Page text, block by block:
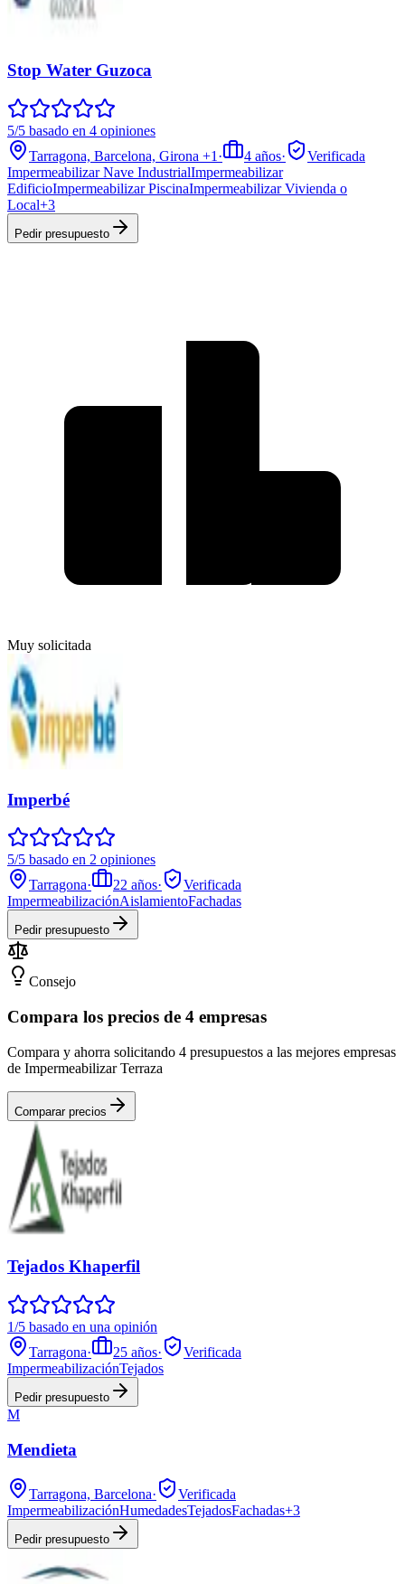
Stop Water Guzoca
5/5 basado en 4 opiniones
Tarragona, Barcelona, Girona +1 · 4 años·
Verificada
Impermeabilizar Nave IndustrialImpermeabilizar
EdificioImpermeabilizar PiscinaImpermeabilizar Vivienda o
Local+3
Pedir presupuesto
Muy solicitada
Imperbé
5/5 basado en 2 opiniones
Tarragona· 22 años·
Verificada
ImpermeabilizaciónAislamientoFachadas
Pedir presupuesto
Consejo
Compara los precios de 4 empresas
Compara y ahorra solicitando 4 presupuestos a las mejores empresas
de Impermeabilizar Terraza
Comparar precios
Tejados Khaperfil
1/5 basado en una opinión
Tarragona· 25 años·
Verificada
ImpermeabilizaciónTejados
Pedir presupuesto
M
Mendieta
Tarragona, Barcelona·
Verificada
ImpermeabilizaciónHumedadesTejadosFachadas+3
Pedir presupuesto